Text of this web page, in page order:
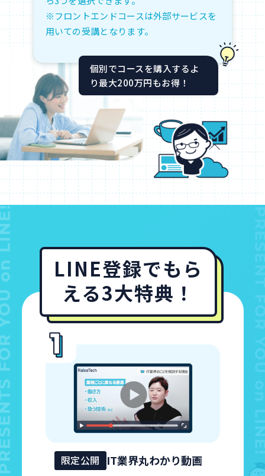
※フロントエンドコースは外部サービスを
用いての受講となります。
個別でコースを購入するよ
り最大200万円もお得！
LINE登録でもら
える3大特典！
限定公開 IT業界丸わかり動画